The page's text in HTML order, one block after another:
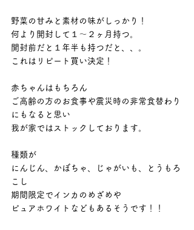
野菜の甘みと素材の味がしっかり！
何より開封して１〜２ヶ月持つ。
開封前だと１年半も持つだと、、。
これはリピート買い決定！
赤ちゃんはもちろん
ご高齢の方のお食事や震災時の非常食替わり
にもなると思い
我が家ではストックしております。
種類が
にんじん、かぼちゃ、じゃがいも、とうもろ
こし
期間限定でインカのめざめや
ピュアホワイトなどもあるそうです！！